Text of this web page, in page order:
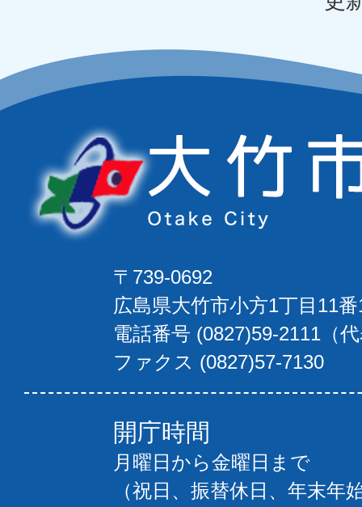
〒739-0692
広島県大竹市小方1丁目11
電話番号 (0827)59-2111（
ファクス (0827)57-7130
開庁時間
月曜日から金曜日まで
（祝日、振替休日、年末年